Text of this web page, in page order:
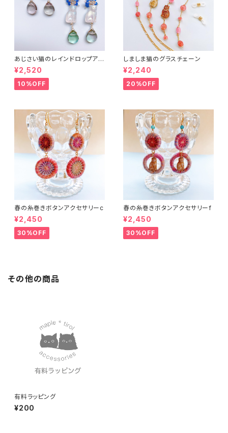
あじさい猫のレインドロップアク
セサリー２
¥2,520
10%OFF
しましま猫のグラスチェーン
¥2,240
20%OFF
春の糸巻きボタンアクセサリーc
¥2,450
30%OFF
春の糸巻きボタンアクセサリーf
¥2,450
30%OFF
その他の商品
有料ラッピング
¥200